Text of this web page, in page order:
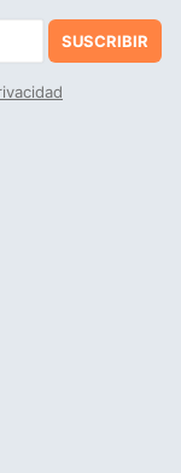
SUSCRIBIR